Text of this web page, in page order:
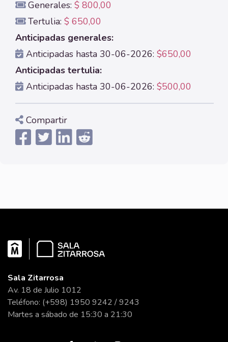
Generales: $ 800,00
Tertulia: $ 650,00
Anticipadas generales:
Anticipadas hasta 30-06-2026: $650,00
Anticipadas tertulia:
Anticipadas hasta 30-06-2026: $500,00
Compartir
Sala Zitarrosa
Av. 18 de Julio 1012
Teléfono: (+598) 1950 9242 / 9243
Martes a sábado de 15:30 a 21:30